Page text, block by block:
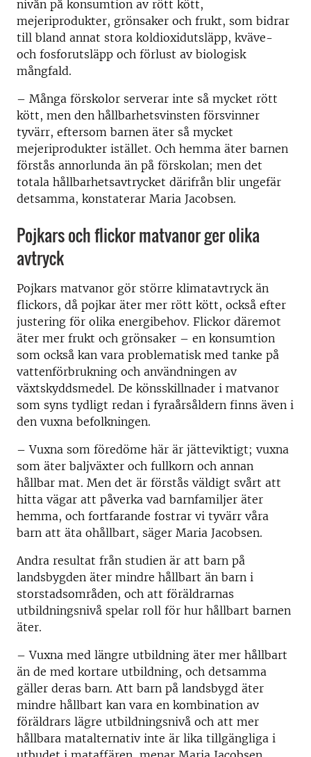
nivån på konsumtion av rött kött,
mejeriprodukter, grönsaker och frukt, som bidrar
till bland annat stora koldioxidutsläpp, kväve-
och fosforutsläpp och förlust av biologisk
mångfald.
– Många förskolor serverar inte så mycket rött
kött, men den hållbarhetsvinsten försvinner
tyvärr, eftersom barnen äter så mycket
mejeriprodukter istället. Och hemma äter barnen
förstås annorlunda än på förskolan; men det
totala hållbarhetsavtrycket därifrån blir ungefär
detsamma, konstaterar Maria Jacobsen.
Pojkars och flickor matvanor ger olika
avtryck
Pojkars matvanor gör större klimatavtryck än
flickors, då pojkar äter mer rött kött, också efter
justering för olika energibehov. Flickor däremot
äter mer frukt och grönsaker – en konsumtion
som också kan vara problematisk med tanke på
vattenförbrukning och användningen av
växtskyddsmedel. De könsskillnader i matvanor
som syns tydligt redan i fyraårsåldern finns även i
den vuxna befolkningen.
– Vuxna som föredöme här är jätteviktigt; vuxna
som äter baljväxter och fullkorn och annan
hållbar mat. Men det är förstås väldigt svårt att
hitta vägar att påverka vad barnfamiljer äter
hemma, och fortfarande fostrar vi tyvärr våra
barn att äta ohållbart, säger Maria Jacobsen.
Andra resultat från studien är att barn på
landsbygden äter mindre hållbart än barn i
storstadsområden, och att föräldrarnas
utbildningsnivå spelar roll för hur hållbart barnen
äter.
– Vuxna med längre utbildning äter mer hållbart
än de med kortare utbildning, och detsamma
gäller deras barn. Att barn på landsbygd äter
mindre hållbart kan vara en kombination av
föräldrars lägre utbildningsnivå och att mer
hållbara matalternativ inte är lika tillgängliga i